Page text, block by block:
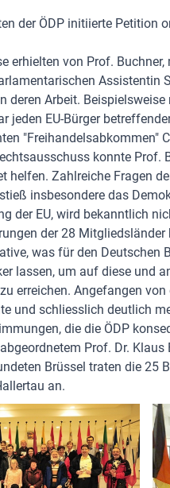
der ÖDP initiierte Petition
erhielten von Prof.
Assistentin
deren Arbeit.
jeden EU-Bürger
"Freihandelsabkommen"
konnte Prof.
helfen. Zahlreiche Fragen
insbesondere das
der EU, wird bekanntlich
der 28
was für den Deutschen
lassen, um auf diese und
erreichen. Angefangen
und schliesslich deutlich
die die ÖDP
Prof. Dr.
Brüssel traten die 25
an.